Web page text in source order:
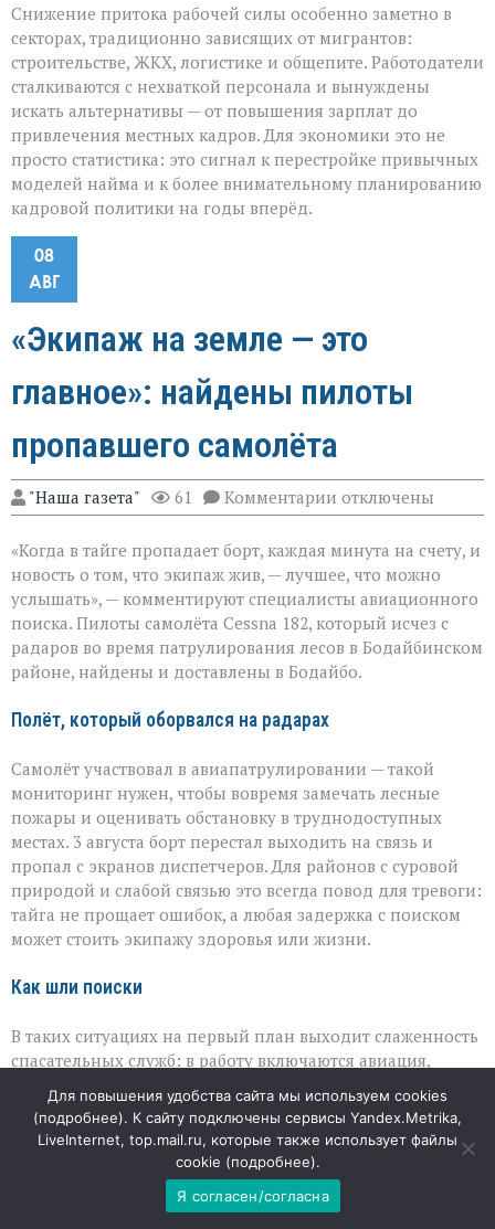
Снижение притока рабочей силы особенно заметно в
секторах, традиционно зависящих от мигрантов:
строительстве, ЖКХ, логистике и общепите. Работодатели
сталкиваются с нехваткой персонала и вынуждены
искать альтернативы — от повышения зарплат до
привлечения местных кадров. Для экономики это не
просто статистика: это сигнал к перестройке привычных
моделей найма и к более внимательному планированию
кадровой политики на годы вперёд.
08
АВГ
«Экипаж на земле — это
главное»: найдены пилоты
пропавшего самолёта
"Наша газета" 61 Комментарии к
записи
на
земле — это
главное»:
найдены
пилоты
пропавшего
самолёта
отключены
«Когда в тайге пропадает борт, каждая минута на счету, и
новость о том, что экипаж жив, — лучшее, что можно
услышать», — комментируют специалисты авиационного
поиска. Пилоты самолёта Cessna 182, который исчез с
радаров во время патрулирования лесов в Бодайбинском
районе, найдены и доставлены в Бодайбо.
Полёт, который оборвался на радарах
Самолёт участвовал в авиапатрулировании — такой
мониторинг нужен, чтобы вовремя замечать лесные
пожары и оценивать обстановку в труднодоступных
местах. 3 августа борт перестал выходить на связь и
пропал с экранов диспетчеров. Для районов с суровой
природой и слабой связью это всегда повод для тревоги:
тайга не прощает ошибок, а любая задержка с поиском
может стоить экипажу здоровья или жизни.
Как шли поиски
В таких ситуациях на первый план выходит слаженность
спасательных служб: в работу включаются авиация,
тайге — это не просто отслеживание координат: рельеф,
густая растительность и переменчивая погода серьёзно
усложняют задачу. Тем ценнее результат: экипаж удалось
обнаружить, а затем оперативно вывезти из
труднодоступной местности.
Для повышения удобства сайта мы используем cookies
(подробнее). К сайту подключены сервисы Yandex.Metrika,
LiveInternet, top.mail.ru, которые также использует файлы
cookie (подробнее).
Я согласен/согласна